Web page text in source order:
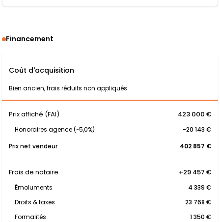
Financement
Coût d'acquisition
Bien ancien, frais réduits non appliqués
Prix affiché (FAI) 423 000 €
Honoraires agence (~5,0%)
-20 143 €
Prix net vendeur
402 857 €
Frais de notaire +29 457 €
Émoluments
4 339 €
Droits & taxes
23 768 €
Formalités
1 350 €